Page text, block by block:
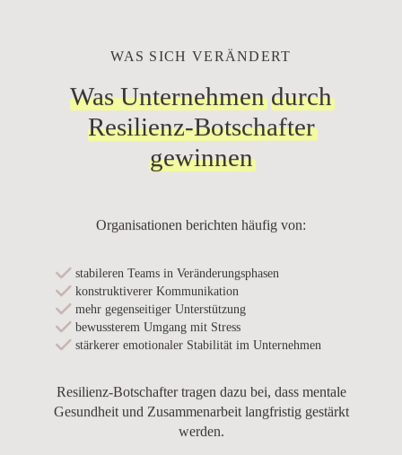
WAS SICH VERÄNDERT
Was Unternehmen durch
Resilienz-Botschafter
gewinnen
Organisationen berichten häufig von:
stabileren Teams in Veränderungsphasen
konstruktiverer Kommunikation
mehr gegenseitiger Unterstützung
bewussterem Umgang mit Stress
stärkerer emotionaler Stabilität im Unternehmen
Resilienz-Botschafter tragen dazu bei, dass mentale
Gesundheit und Zusammenarbeit langfristig gestärkt
werden.